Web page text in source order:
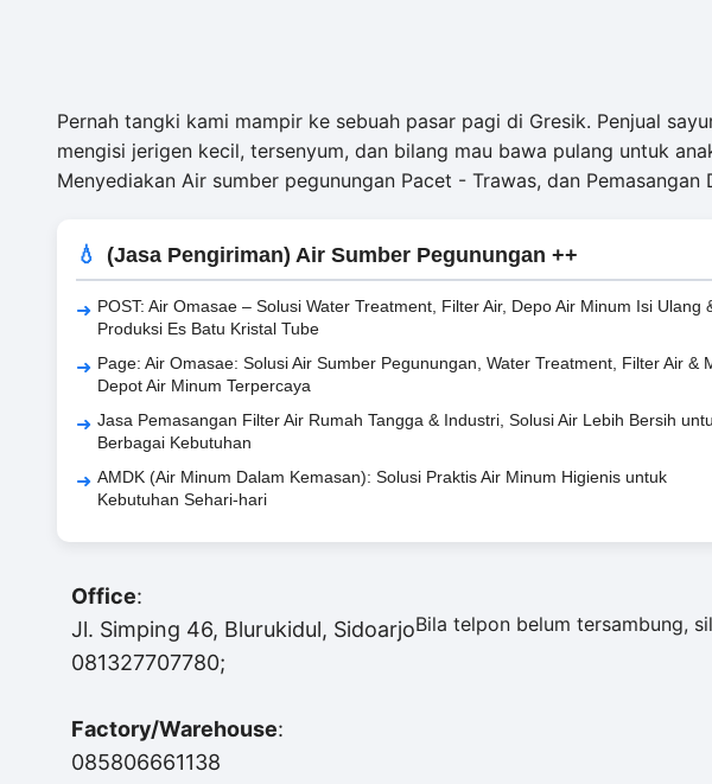
Pernah tangki kami mampir ke sebuah pasar pagi di Gresik. Penjual
mengisi jerigen kecil, tersenyum, dan bilang mau bawa pulang untuk
Menyediakan Air sumber pegunungan Pacet - Trawas, dan
(Jasa Pengiriman) Air Sumber Pegunungan ++
POST: Air Omasae – Solusi Water Treatment, Filter Air, Depo Air Minum Isi Ulang
Produksi Es Batu Kristal Tube
Page: Air Omasae: Solusi Air Sumber Pegunungan, Water Treatment, Filter Air &
Depot Air Minum Terpercaya
Jasa Pemasangan Filter Air Rumah Tangga & Industri, Solusi Air Lebih Bersih
Berbagai Kebutuhan
AMDK (Air Minum Dalam Kemasan): Solusi Praktis Air Minum Higienis untuk
Kebutuhan Sehari-hari
Office:
Jl. Simping 46, Blurukidul, Sidoarjo
081327707780;
Factory/Warehouse:
085806661138
Bila telpon belum tersambung,